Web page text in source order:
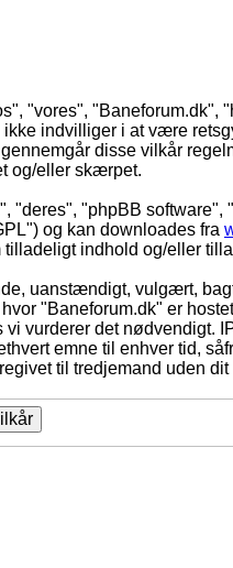
"vores",
indvilliger i at være
disse vilkår
og/eller skærpet.
"deres", "phpBB
og kan downloades fra
indhold og/eller
uanstændigt, vulgært,
"Baneforum.dk" er
vi vurderer det
emne til enhver tid,
til tredjemand uden